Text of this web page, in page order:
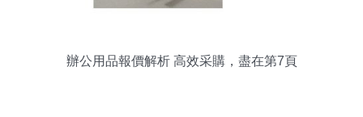
辦公用品報價解析 高效采購，盡在第7頁